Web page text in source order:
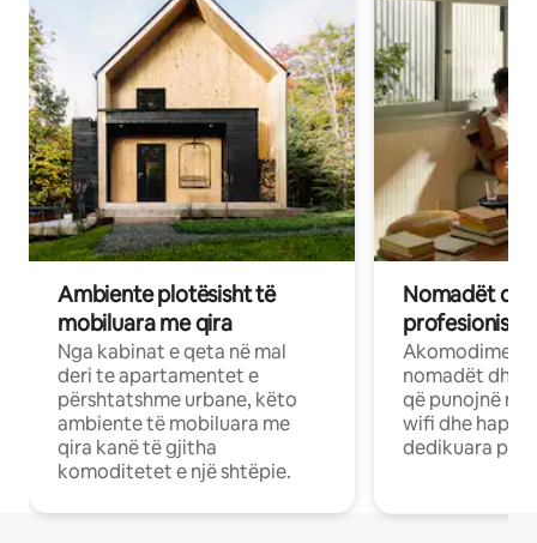
Ambiente plotësisht të
mobiluara me qira
Nga kabinat e qeta në mal
deri te apartamentet e
përshtatshme urbane, këto
ambiente të mobiluara me
qira kanë të gjitha
komoditetet e një shtëpie.
Nomadët
Akomodime
nomadët dhe
që punojnë në
wifi dhe
dedikuara